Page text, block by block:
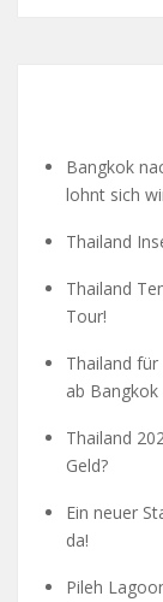
Bangkok
lohnt sich
Thailand
Thailand
Tour!
Thailand
ab
Thailand
Geld?
Ein neuer
da!
Pileh